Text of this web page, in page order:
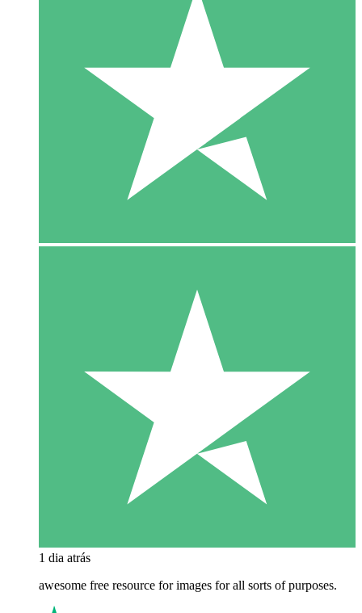
1 dia atrás
awesome free resource for images for all sorts of purposes.